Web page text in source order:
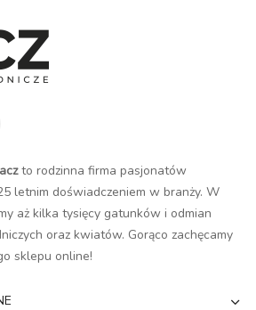
to rodzinna firma pasjonatów
letnim doświadczeniem w branży. W
aż kilka tysięcy gatunków i odmian
oraz kwiatów. Gorąco zachęcamy
sklepu online!